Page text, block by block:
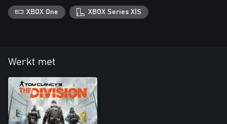
XBOX One XBOX Series X|S
Werkt met